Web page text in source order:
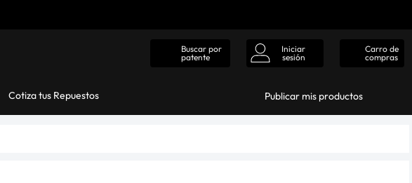
Buscar por
patente
Iniciar
sesión
Carro de
compras
Cotiza tus Repuestos Publicar mis productos